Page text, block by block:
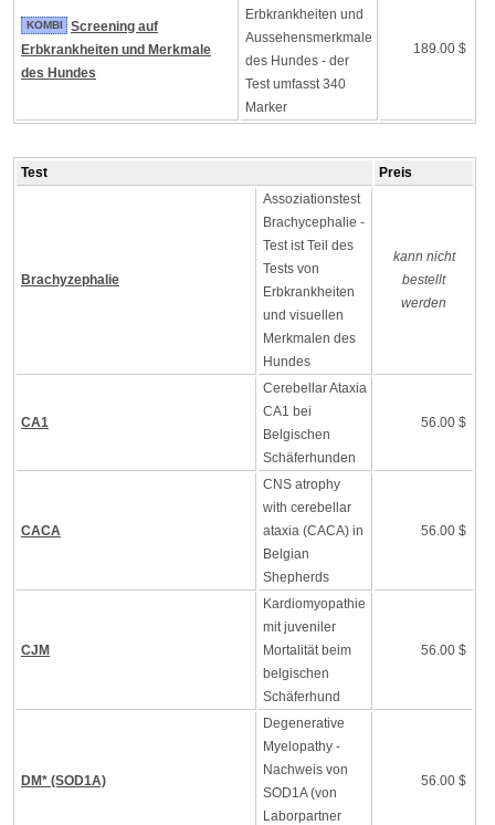
KOMBI
Screening auf
Erbkrankheiten und Merkmale
des Hundes
Erbkrankheiten und
Aussehensmerkmale
des Hundes - der
Test umfasst 340
Marker
189.00 $
Test Preis
Brachyzephalie
Assoziationstest
Brachycephalie -
Test ist Teil des
Tests von
Erbkrankheiten
und visuellen
Merkmalen des
Hundes
kann nicht
bestellt
werden
CA1
Cerebellar Ataxia
CA1 bei
Belgischen
Schäferhunden
56.00 $
CACA
CNS atrophy
with cerebellar
ataxia (CACA) in
Belgian
Shepherds
56.00 $
CJM
Kardiomyopathie
mit juveniler
Mortalität beim
belgischen
Schäferhund
56.00 $
DM* (SOD1A)
Degenerative
Myelopathy -
Nachweis von
SOD1A (von
Laborpartner
56.00 $